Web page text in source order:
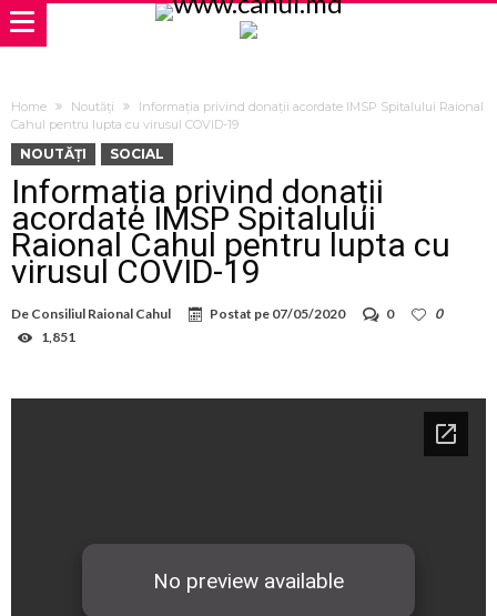
Home Noutăți
Informația privind donații acordate IMSP Spitalului Raional
Cahul pentru lupta cu virusul COVID-19
NOUTĂȚI SOCIAL
Informația privind donații
acordate IMSP Spitalului
Raional Cahul pentru lupta cu
virusul COVID-19
De Consiliul Raional Cahul Postat pe 07/05/2020 0
0
1,851